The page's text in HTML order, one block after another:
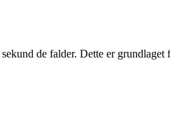
de falder. Dette er